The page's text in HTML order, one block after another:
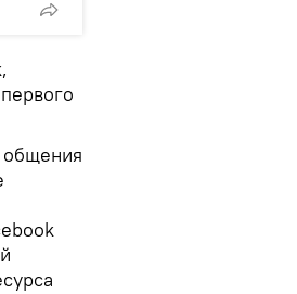
общения